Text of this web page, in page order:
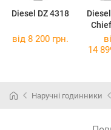
Diesel DZ 4318
від 8 200 грн.
14
Наручні годинники